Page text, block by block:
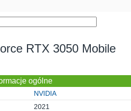
RTX 3050 Mobile
ogólne
NVIDIA
2021